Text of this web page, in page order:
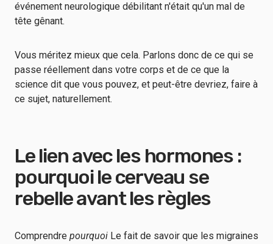
événement neurologique débilitant n'était qu'un mal de
tête gênant.
Vous méritez mieux que cela. Parlons donc de ce qui se
passe réellement dans votre corps et de ce que la
science dit que vous pouvez, et peut-être devriez, faire à
ce sujet, naturellement.
Le lien avec les hormones :
pourquoi le cerveau se
rebelle avant les règles
Comprendre pourquoi Le fait de savoir que les migraines